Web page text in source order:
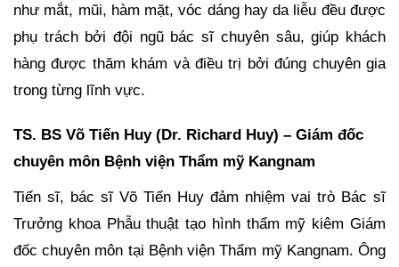
như mắt, mũi, hàm mặt, vóc dáng hay da liễu đều được
phụ trách bởi đội ngũ bác sĩ chuyên sâu, giúp khách
hàng được thăm khám và điều trị bởi đúng chuyên gia
trong từng lĩnh vực.
TS. BS Võ Tiến Huy (Dr. Richard Huy) – Giám đốc
chuyên môn Bệnh viện Thẩm mỹ Kangnam
Tiến sĩ, bác sĩ Võ Tiến Huy đảm nhiệm vai trò Bác sĩ
Trưởng khoa Phẫu thuật tạo hình thẩm mỹ kiêm Giám
đốc chuyên môn tại Bệnh viện Thẩm mỹ Kangnam. Ông